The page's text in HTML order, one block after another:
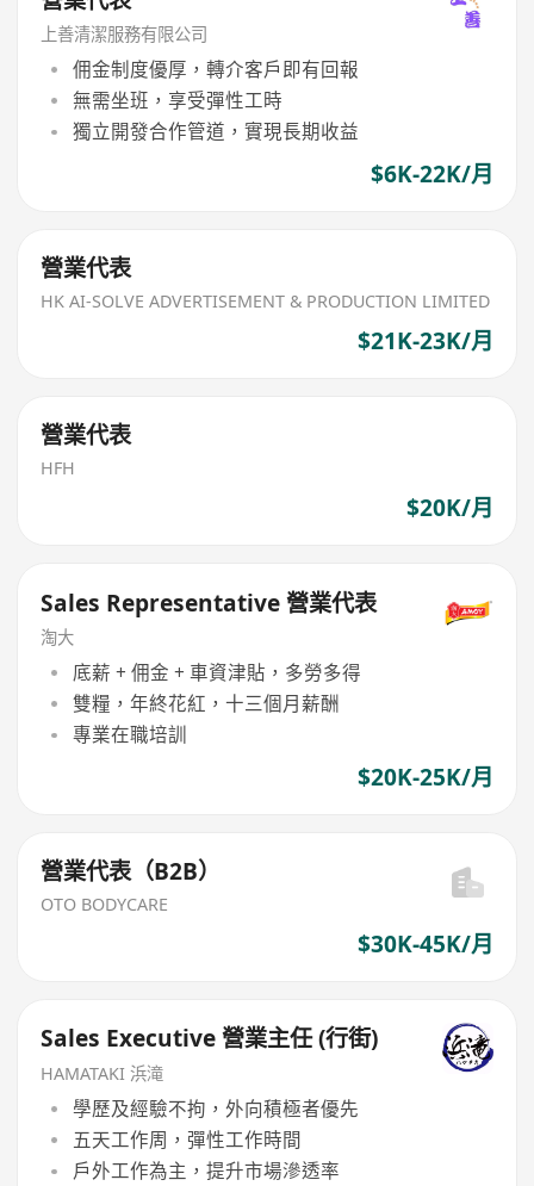
上善清潔服務有限公司
佣金制度優厚，轉介客戶即有回報
無需坐班，享受彈性工時
獨立開發合作管道，實現長期收益
$6K-22K/月
營業代表
HK AI-SOLVE ADVERTISEMENT & PRODUCTION LIMITED
$21K-23K/月
營業代表
HFH
$20K/月
Sales Representative 營業代表
淘大
底薪 + 佣金 + 車資津貼，多勞多得
雙糧，年終花紅，十三個月薪酬
專業在職培訓
$20K-25K/月
營業代表（B2B）
OTO BODYCARE
$30K-45K/月
Sales Executive 營業主任 (行街)
HAMATAKI 浜滝
學歷及經驗不拘，外向積極者優先
五天工作周，彈性工作時間
戶外工作為主，提升市場滲透率